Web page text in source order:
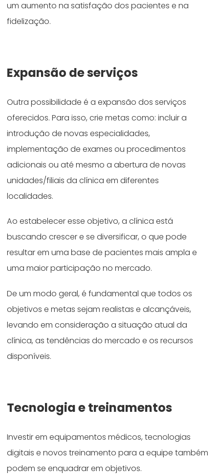
um aumento na satisfação dos pacientes e na
fidelização.
Expansão de serviços
Outra possibilidade é a expansão dos serviços
oferecidos. Para isso, crie metas como: incluir a
introdução de novas especialidades,
implementação de exames ou procedimentos
adicionais ou até mesmo a abertura de novas
unidades/filiais da clínica em diferentes
localidades.
Ao estabelecer esse objetivo, a clínica está
buscando crescer e se diversificar, o que pode
resultar em uma base de pacientes mais ampla e
uma maior participação no mercado.
De um modo geral, é fundamental que todos os
objetivos e metas sejam realistas e alcançáveis,
levando em consideração a situação atual da
clínica, as tendências do mercado e os recursos
disponíveis.
Tecnologia e treinamentos
Investir em equipamentos médicos, tecnologias
digitais e novos treinamento para a equipe também
podem se enquadrar em objetivos.